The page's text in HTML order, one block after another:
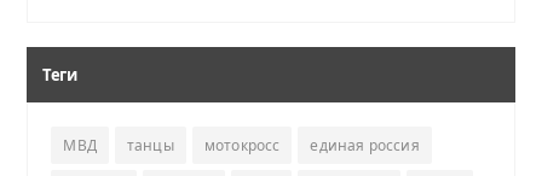
Теги
МВД танцы мотокросс единая россия